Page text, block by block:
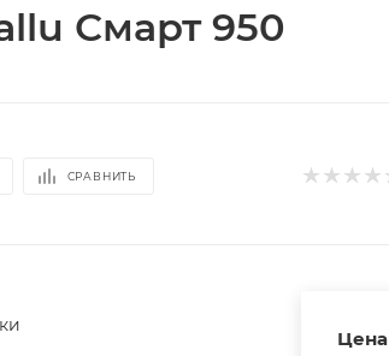
Смарт 950
СРАВНИТЬ
Цена